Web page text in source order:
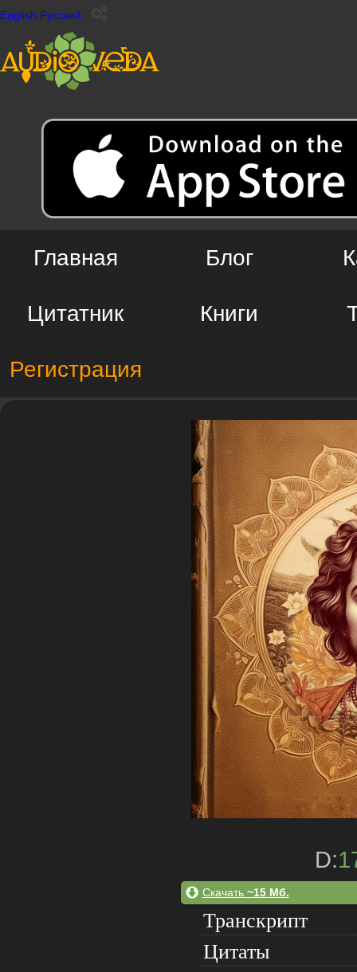
English Русский
Главная Блог
Цитатник Книги
Регистрация
D:
Скачать ~15 Мб.
Транскрипт
Цитаты